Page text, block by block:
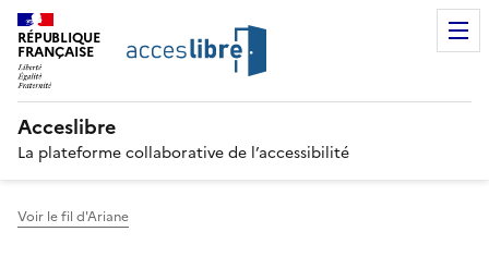
RÉPUBLIQUE
FRANÇAISE
Acceslibre
La plateforme collaborative de l’accessibilité
Voir le fil d'Ariane